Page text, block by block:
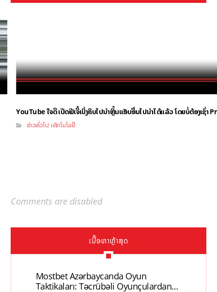
YouTube ໃຈດີ ເປີດຟີເຈີ້ເບິ່ງຄິບໄປນຳຫຼິ້ນແອັບອື່ນໄປນຳໄດ້ແລ້ວ ໂດຍບໍ່ຕ້ອງເຊົ່າ
ຂ່າວທົ່ວໄປ,ເທັກໂນໂລຢີ
Comments are disabled
ເນື້ອຫາຫຼ້າສຸດ
Mostbet Azərbaycanda Oyun
Taktikaları: Təcrübəli Oyunçulardan